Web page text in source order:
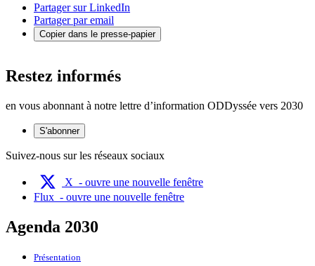
Partager sur LinkedIn
Partager par email
Copier dans le presse-papier
Restez informés
en vous abonnant à notre lettre d’information ODDyssée vers 2030
S'abonner
Suivez-nous sur les réseaux sociaux
X - ouvre une nouvelle fenêtre
Flux - ouvre une nouvelle fenêtre
Agenda 2030
Présentation